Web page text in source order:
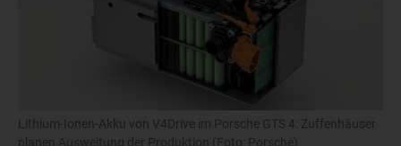
Lithium-Ionen-Akku von V4Drive im Porsche GTS 4: Zuffenhäuser
planen Ausweitung der Produktion (Foto: Porsche)